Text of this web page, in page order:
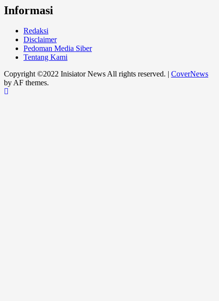
Informasi
Redaksi
Disclaimer
Pedoman Media Siber
Tentang Kami
Copyright ©2022 Inisiator News All rights reserved. | CoverNews
by AF themes.